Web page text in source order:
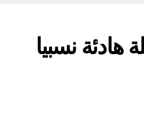
هادئة نسبيا